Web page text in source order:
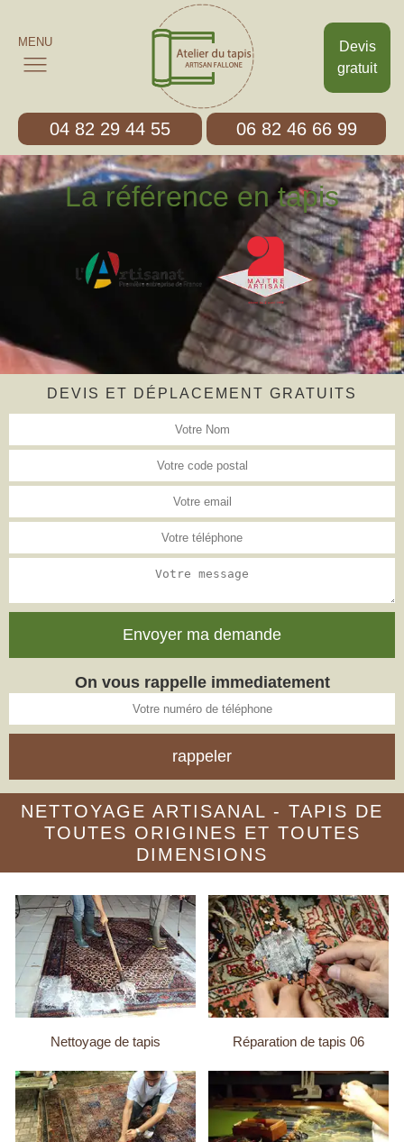
Devis
gratuit
MENU
04 82 29 44 55 06 82 46 66 99
La référence en tapis
DEVIS ET DÉPLACEMENT GRATUITS
On vous rappelle immediatement
NETTOYAGE ARTISANAL - TAPIS DE
TOUTES ORIGINES ET TOUTES
DIMENSIONS
Nettoyage de tapis Réparation de tapis 06